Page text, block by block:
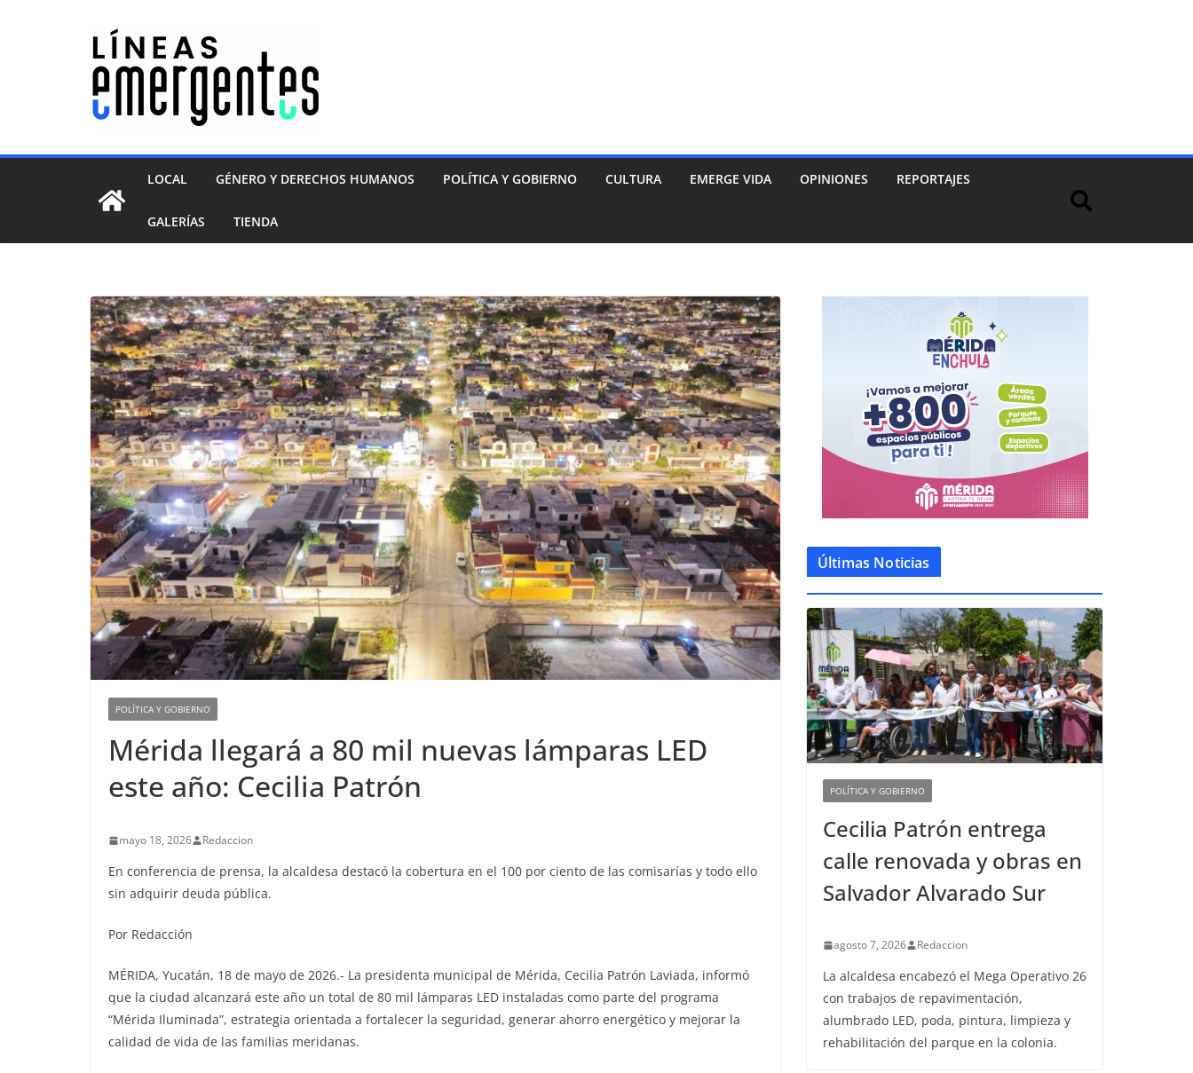
LOCAL GÉNERO Y DERECHOS HUMANOS POLÍTICA Y GOBIERNO CULTURA EMERGE VIDA OPINIONES REPORTAJES
GALERÍAS TIENDA
POLÍTICA Y GOBIERNO
Mérida llegará a 80 mil nuevas lámparas LED
este año: Cecilia Patrón
mayo 18, 2026 Redaccion
En conferencia de prensa, la alcaldesa destacó la cobertura en el 100 por ciento de las comisarías y todo ello
sin adquirir deuda pública.
Por Redacción
MÉRIDA, Yucatán, 18 de mayo de 2026.- La presidenta municipal de Mérida, Cecilia Patrón Laviada, informó
que la ciudad alcanzará este año un total de 80 mil lámparas LED instaladas como parte del programa
“Mérida Iluminada”, estrategia orientada a fortalecer la seguridad, generar ahorro energético y mejorar la
calidad de vida de las familias meridanas.
Últimas Noticias
POLÍTICA Y GOBIERNO
Cecilia Patrón entrega
calle renovada y obras en
Salvador Alvarado Sur
agosto 7, 2026 Redaccion
La alcaldesa encabezó el Mega Operativo 26
con trabajos de repavimentación,
alumbrado LED, poda, pintura, limpieza y
rehabilitación del parque en la colonia.